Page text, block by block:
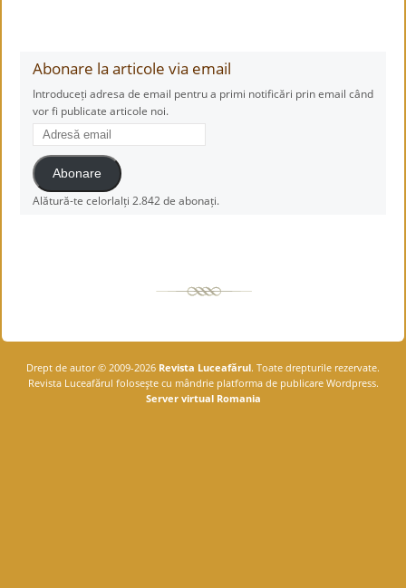
Abonare la articole via email
Introduceți adresa de email pentru a primi notificări prin email când
vor fi publicate articole noi.
Adresă
email
Abonare
Alătură-te celorlalți 2.842 de abonați.
Drept de autor © 2009-2026 Revista Luceafărul. Toate drepturile rezervate.
Revista Luceafărul foloseşte cu mândrie platforma de publicare Wordpress.
Server virtual Romania